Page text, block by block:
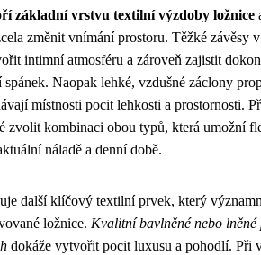
základní vrstvu textilní výzdoby ložnice
změnit vnímání prostoru. Těžké závěsy
intimní atmosféru a zároveň zajistit
Naopak lehké, vzdušné záclony
místnosti pocit lehkosti a prostornosti.
zvolit kombinaci obou typů, která umožní
náladě a denní době.
další klíčový textilní prvek, který
ložnice. Kvalitní bavlněné nebo lněné
dokáže vytvořit pocit luxusu a pohodlí. Při